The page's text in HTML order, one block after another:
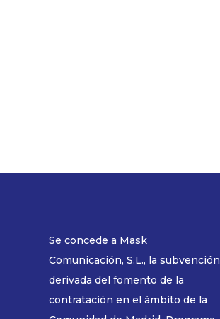
Se concede a Mask
Comunicación, S.L., la subvención
derivada del fomento de la
contratación en el ámbito de la